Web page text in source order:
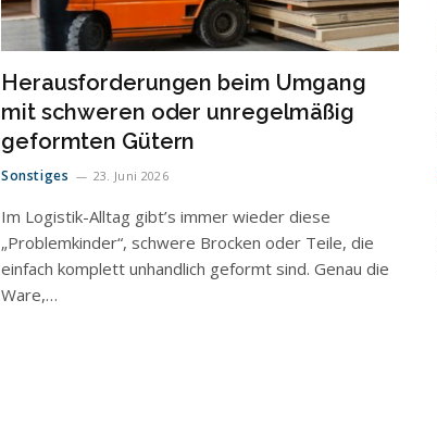
Herausforderungen beim Umgang
mit schweren oder unregelmäßig
geformten Gütern
Sonstiges 23. Juni 2026
Im Logistik-Alltag gibt’s immer wieder diese
„Problemkinder“, schwere Brocken oder Teile, die
einfach komplett unhandlich geformt sind. Genau die
Ware,…